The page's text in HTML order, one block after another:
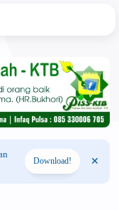
Download!